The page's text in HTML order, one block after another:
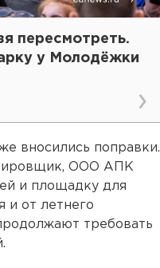
пересмотреть.
у Молодёжки
вносились поправки.
ООО АПК
и площадку для
и от летнего
требовать